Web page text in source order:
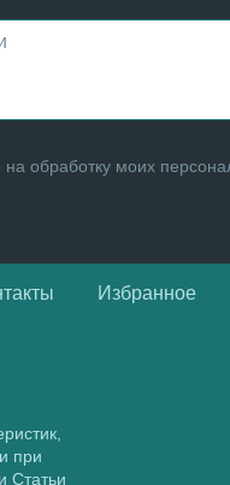
обработку моих
Избранное
при
Статьи